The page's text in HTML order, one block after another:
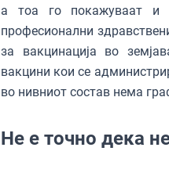
а тоа го покажуваат и
професионални
за вакцинација во
вакцини кои се
во нивниот состав нема
Не е точно дека